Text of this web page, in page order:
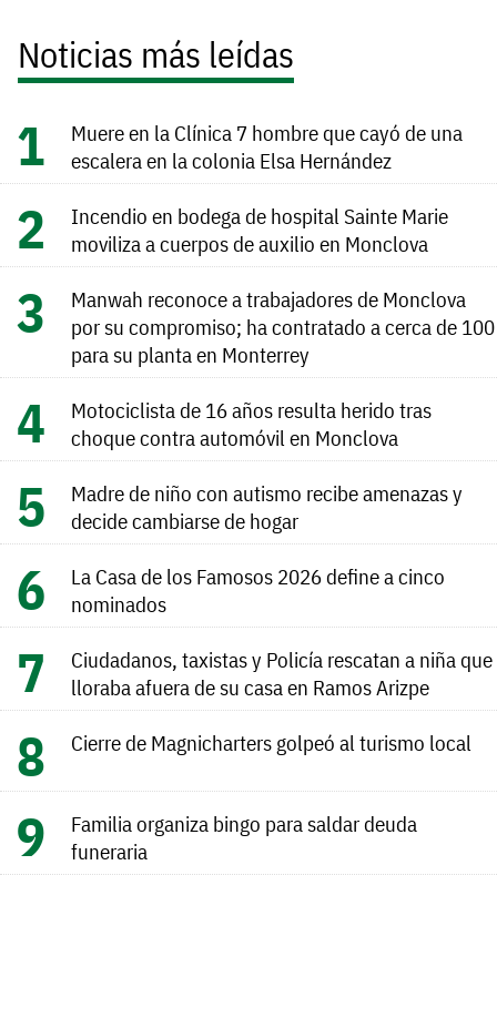
Noticias más leídas
Muere en la Clínica 7 hombre que cayó de una
escalera en la colonia Elsa Hernández
Incendio en bodega de hospital Sainte Marie
moviliza a cuerpos de auxilio en Monclova
Manwah reconoce a trabajadores de Monclova
por su compromiso; ha contratado a cerca de 100
para su planta en Monterrey
Motociclista de 16 años resulta herido tras
choque contra automóvil en Monclova
Madre de niño con autismo recibe amenazas y
decide cambiarse de hogar
La Casa de los Famosos 2026 define a cinco
nominados
Ciudadanos, taxistas y Policía rescatan a niña que
lloraba afuera de su casa en Ramos Arizpe
Cierre de Magnicharters golpeó al turismo local
Familia organiza bingo para saldar deuda
funeraria